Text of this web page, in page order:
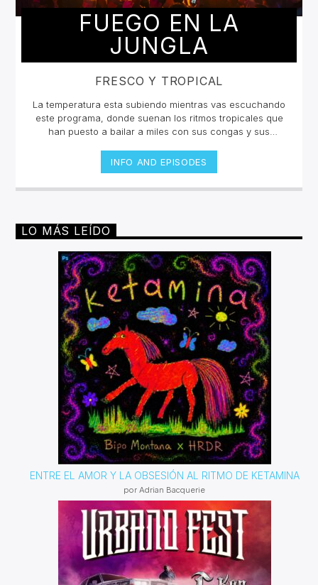
FUEGO EN LA
JUNGLA
FRESCO Y TROPICAL
La temperatura esta subiendo mientras vas escuchando
este programa, donde suenan los ritmos tropicales que
han puesto a bailar a miles con sus congas y sus
Desde la poderosa Salsa hasta el merengue más
guapachoso pasando por la neotropicalia que está
sacudiendo a América, Europa y Asia, "Fuego en la
a 4pm por invencible.net
INFO AND EPISODES
LO MÁS LEÍDO
ENTRE EL AMOR Y LA OBSESIÓN AL RITMO DE KETAMINA
por Adrian Bacquerie